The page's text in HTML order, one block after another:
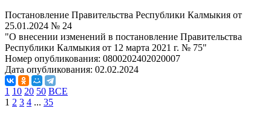
Постановление Правительства Республики Калмыкия от
25.01.2024 № 24
"О внесении изменений в постановление Правительства
Республики Калмыкия от 12 марта 2021 г. № 75"
Номер опубликования: 0800202402020007
Дата опубликования: 02.02.2024
1 10 20 50 ВСЕ
1 2 3 4 ... 35